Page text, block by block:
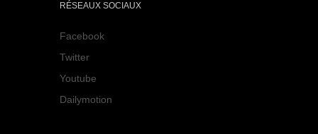
RÉSEAUX SOCIAUX
Facebook
Twitter
Youtube
Dailymotion